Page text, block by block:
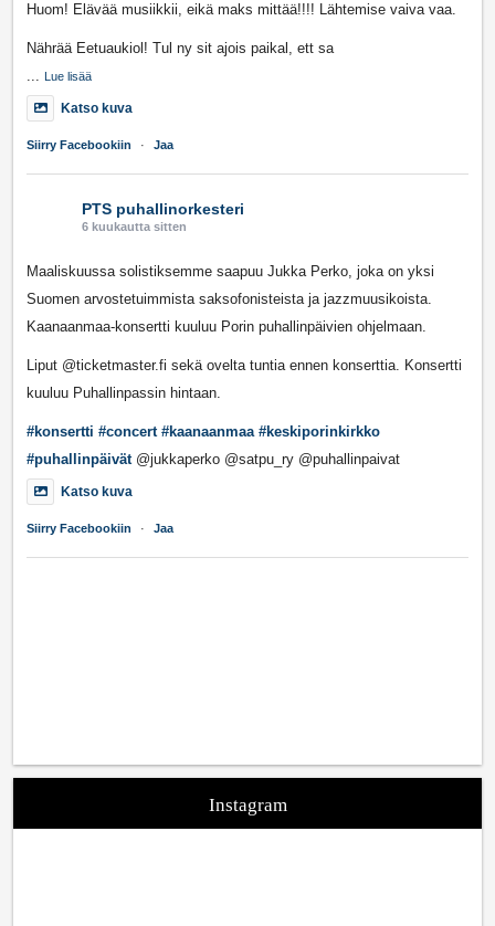
Huom! Elävää musiikkii, eikä maks mittää!!!! Lähtemise vaiva vaa.
Nährää Eetuaukiol! Tul ny sit ajois paikal, ett sa
... Lue lisää
Katso kuva
Siirry Facebookiin · Jaa
PTS puhallinorkesteri
6 kuukautta sitten
Maaliskuussa solistiksemme saapuu Jukka Perko, joka on yksi
Suomen arvostetuimmista saksofonisteista ja jazzmuusikoista.
Kaanaanmaa-konsertti kuuluu Porin puhallinpäivien ohjelmaan.
Liput @ticketmaster.fi sekä ovelta tuntia ennen konserttia. Konsertti
kuuluu Puhallinpassin hintaan.
#konsertti #concert #kaanaanmaa #keskiporinkirkko
#puhallinpäivät@jukkaperko @satpu_ry @puhallinpaivat
Katso kuva
Siirry Facebookiin · Jaa
Instagram